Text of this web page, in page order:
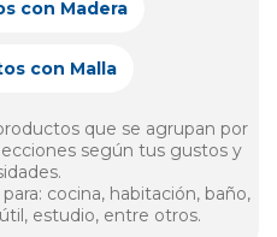
con Madera
con Malla
que se agrupan por
según tus gustos y
cocina, habitación, baño,
estudio, entre otros.